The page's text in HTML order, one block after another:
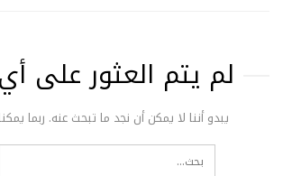
لم يتم العثور على
يبدو أننا لا يمكن أن نجد ما تبحث عنه. ربما